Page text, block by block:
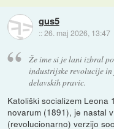
gus5
::26. maj 2026, 13:47
Že ime si je lani izbral
industrijske revolucije in
delavskih pravic.
Katoliški socializem Leona
novarum (1891), je nastal
(revolucionarno) verzijo